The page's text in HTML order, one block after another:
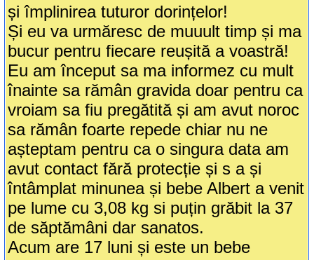
și împlinirea tuturor dorințelor!
Și eu va urmăresc de muuult timp și ma
bucur pentru fiecare reușită a voastră!
Eu am început sa ma informez cu mult
înainte sa rămân gravida doar pentru ca
vroiam sa fiu pregătită și am avut noroc
sa rămân foarte repede chiar nu ne
așteptam pentru ca o singura data am
avut contact fără protecție și s a și
întâmplat minunea și bebe Albert a venit
pe lume cu 3,08 kg si puțin grăbit la 37
de săptămâni dar sanatos.
Acum are 17 luni și este un bebe